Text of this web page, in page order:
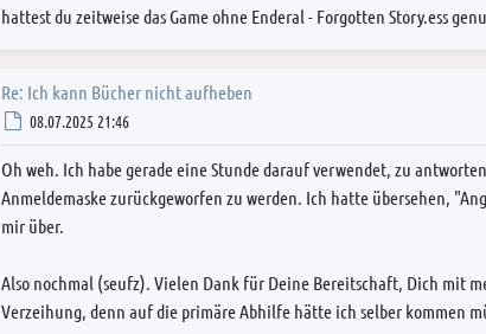
hattest du zeitweise das Game ohne Enderal - Forgotten Story.ess
Re: Ich kann Bücher nicht aufheben
Post
08.07.2025 21:46
Oh weh. Ich habe gerade eine Stunde darauf verwendet, zu
Anmeldemaske zurückgeworfen zu werden. Ich hatte übersehen,
mir über.
Also nochmal (seufz). Vielen Dank für Deine Bereitschaft, Dich mit
Verzeihung, denn auf die primäre Abhilfe hätte ich selber kommen